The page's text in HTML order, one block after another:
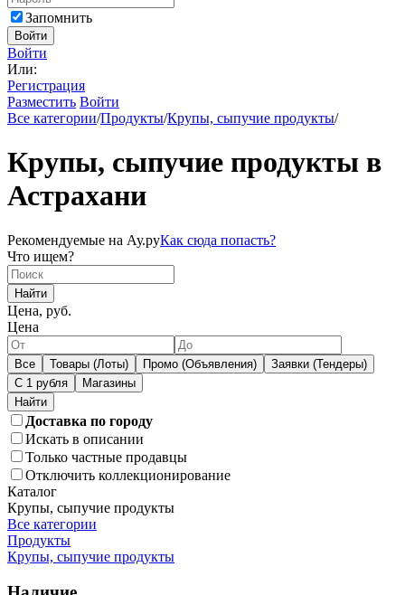
Запомнить
Войти
Войти
Или:
Регистрация
Разместить Войти
Все категории/Продукты/Крупы, сыпучие продукты/
Крупы, сыпучие продукты в
Астрахани
Рекомендуемые на Ау.руКак сюда попасть?
Что ищем?
Найти
Цена, руб.
Цена
Все Товары (Лоты) Промо (Объявления)
Заявки (Тендеры)
С 1 рубля
Магазины
Доставка по городу
Искать в описании
Только частные продавцы
Отключить коллекционирование
Каталог
Крупы, сыпучие продукты
Все категории
Продукты
Крупы, сыпучие продукты